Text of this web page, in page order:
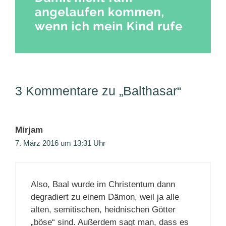
3 Kommentare zu „Balthasar“
Mirjam
7. März 2016 um 13:31 Uhr
Also, Baal wurde im Christentum dann
degradiert zu einem Dämon, weil ja alle
alten, semitischen, heidnischen Götter
„böse“ sind. Außerdem sagt man, dass es